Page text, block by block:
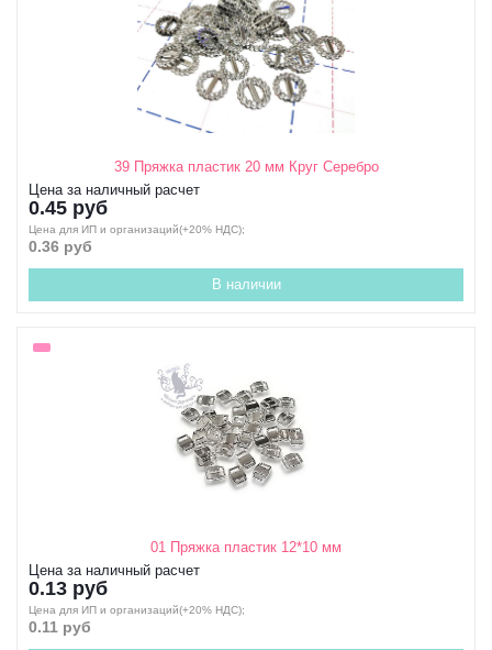
39 Пряжка пластик 20 мм Круг Серебро
Цена за наличный расчет
0.45 руб
Цена для ИП и организаций(+20% НДС);
0.36 руб
В наличии
01 Пряжка пластик 12*10 мм
Цена за наличный расчет
0.13 руб
Цена для ИП и организаций(+20% НДС);
0.11 руб